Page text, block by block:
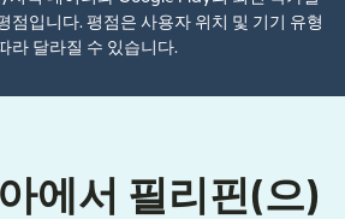
점입니다. 평점은 사용자 위치 및 기기 유형
라 달라질 수 있습니다.
에서 필리핀(으)